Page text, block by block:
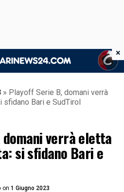
» Playoff Serie B, domani verrà
Bari e SudTirol
verrà eletta
si sfidano Bari e
on 1 Giugno 2023
×